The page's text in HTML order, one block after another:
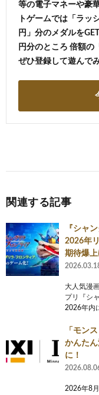
等の電子マネーや豪
トゲームでは「ラッ
円」分のメダルを
円分のところ 倍額の
ぜひ登録して遊んで
関連する記事
『シャ
2026年
期待爆上
大人気漫
プリ『シ
2026年内
「モン
かんた
に！
2026年8